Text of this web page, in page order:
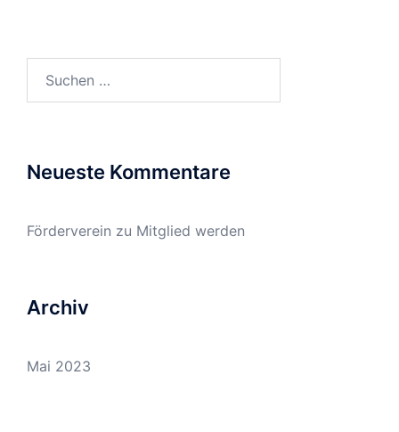
Neueste Kommentare
Förderverein zu Mitglied werden
Archiv
Mai 2023